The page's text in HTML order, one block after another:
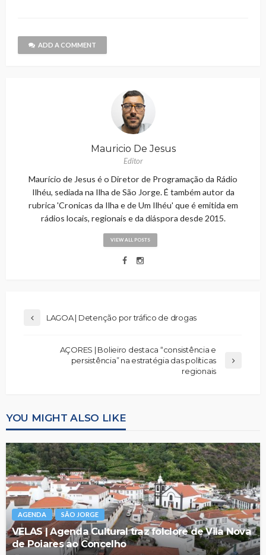
ADD A COMMENT
Mauricio De Jesus
Editor
Maurício de Jesus é o Diretor de Programação da Rádio
Ilhéu, sediada na Ilha de São Jorge. É também autor da
rubrica 'Cronicas da Ilha e de Um Ilhéu' que é emitida em
rádios locais, regionais e da diáspora desde 2015.
VIEW ALL POSTS
LAGOA | Detenção por tráfico de drogas
AÇORES | Bolieiro destaca “consistência e
persistência” na estratégia das políticas
regionais
YOU MIGHT ALSO LIKE
AGENDA SÃO JORGE
VELAS | Agenda Cultural traz folclore de Vila Nova
de Poiares ao Concelho